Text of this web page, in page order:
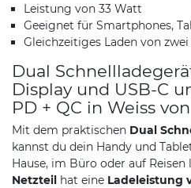
Leistung von 33 Watt
Geeignet für Smartphones,
Gleichzeitiges Laden von
Dual
Display und USB-C
PD + QC in Weiss
Mit dem praktischen Dual
kannst du dein Handy und
Hause, im Büro oder auf Reisen
Netzteil hat eine Ladeleistung